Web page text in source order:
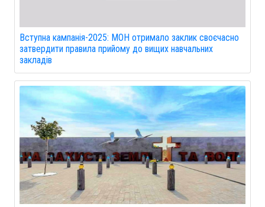
Вступна кампанія-2025: МОН отримало заклик своєчасно
затвердити правила прийому до вищих навчальних
закладів